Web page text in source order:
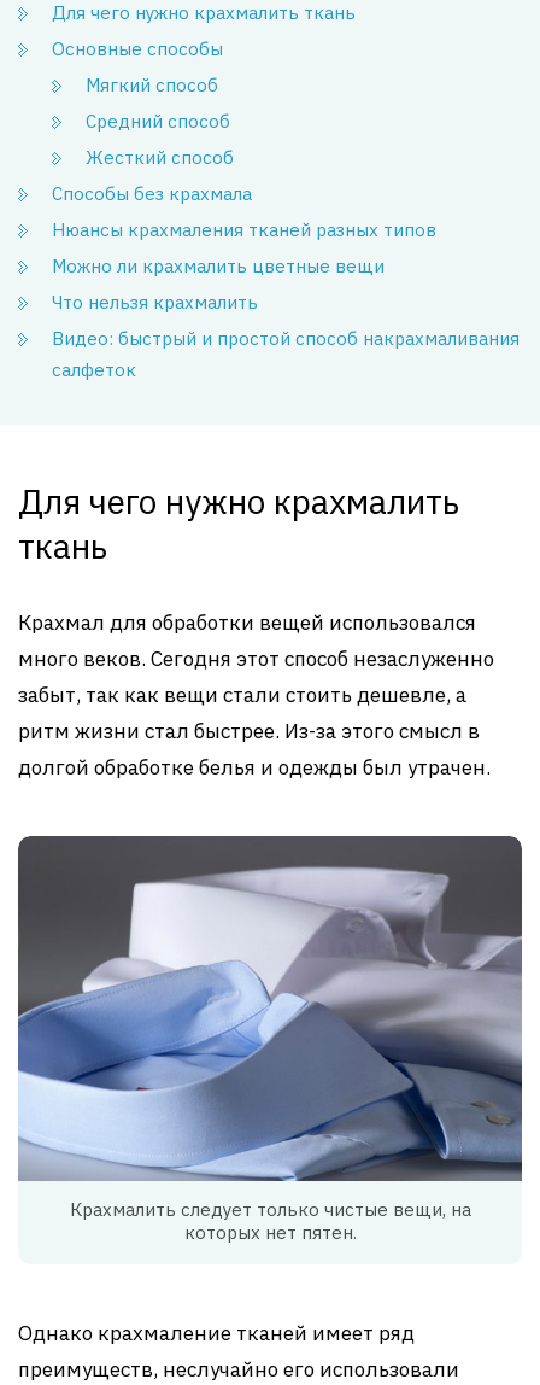
Для чего нужно крахмалить ткань
Основные способы
Мягкий способ
Средний способ
Жесткий способ
Способы без крахмала
Нюансы крахмаления тканей разных типов
Можно ли крахмалить цветные вещи
Что нельзя крахмалить
Видео: быстрый и простой способ накрахмаливания
салфеток
Для чего нужно крахмалить
ткань
Крахмал для обработки вещей использовался
много веков. Сегодня этот способ незаслуженно
забыт, так как вещи стали стоить дешевле, а
ритм жизни стал быстрее. Из-за этого смысл в
долгой обработке белья и одежды был утрачен.
Крахмалить следует только чистые вещи, на
которых нет пятен.
Однако крахмаление тканей имеет ряд
преимуществ, неслучайно его использовали